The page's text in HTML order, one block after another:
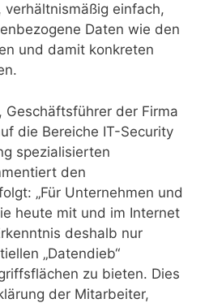
verhältnismäßig einfach,
Daten wie den
und damit konkreten
Geschäftsführer der Firma
die Bereiche IT-Security
spezialisierten
den
„Für Unternehmen und
heute mit und im Internet
deshalb nur
„Datendieb“
zu bieten. Dies
der Mitarbeiter,